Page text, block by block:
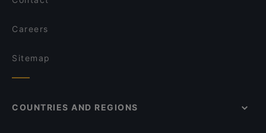
Careers
Sitemap
COUNTRIES AND REGIONS